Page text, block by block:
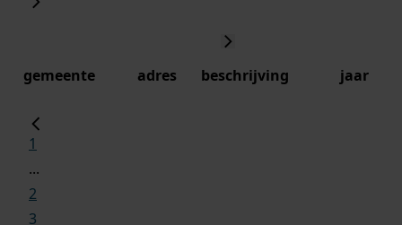
gemeente adres beschrijving jaar
1
...
2
3